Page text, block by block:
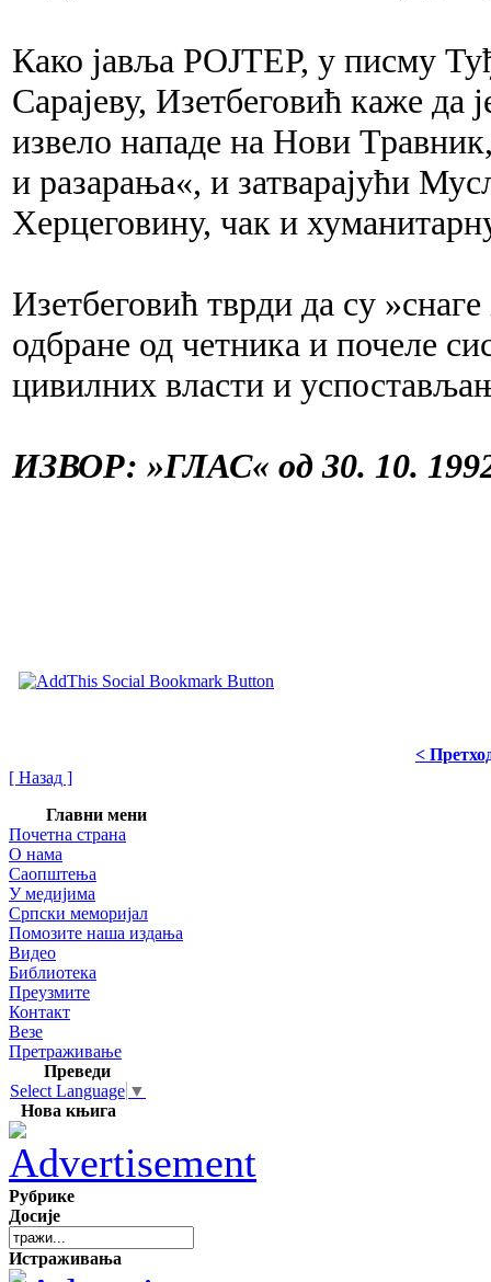
Како јавља РОЈТЕР, у писму
Сарајеву, Изетбеговић каже
извело нападе на Нови
и разарања«, и затварајући
Херцеговину, чак и
Изетбеговић тврди да су
одбране од четника и почеле
цивилних власти и
ИЗВОР: »ГЛАС« од 30. 10.
<
[ Назад ]
Главни мени
Почетна страна
О нама
Саопштења
У медијима
Српски меморијал
Помозите наша издања
Видео
Библиотека
Преузмите
Контакт
Везе
Претраживање
Преведи
Select Language ▼
Нова књига
Рубрике
Досије
Истраживања